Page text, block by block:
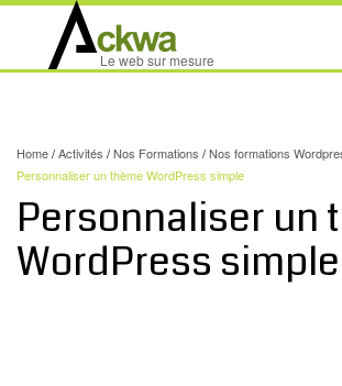
Le web sur mesure
CRÉATION
MAINTENANCE
NOS PRODUITS
Home/Activités /Nos Formations /Nos formations
Personnaliser un thème WordPress simple
Personnaliser un
WordPress simple